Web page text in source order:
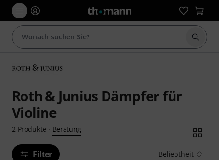
Suche
Roth & Junius Dämpfer für
Violine
2 Produkte · Beratung
Filter Beliebtheit